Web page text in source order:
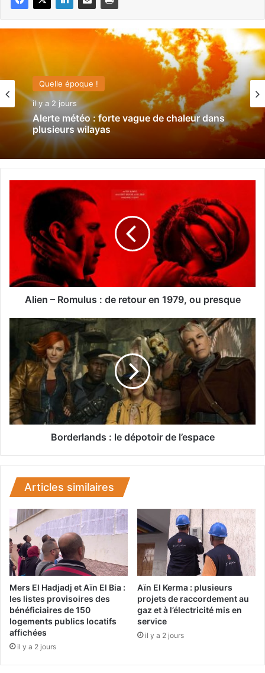
Quelle époque !
il y a 2 jours
Alerte météo : forte vague de chaleur dans
plusieurs wilayas
m
d
e
r
e
t
o
9
o
u
p
r
e
s
q
u
e
Alien – Romulus : de retour en 1979, ou presque
d
e
r
l
a
n
e
d
t
o
r
d
e
l
’
e
Borderlands : le dépotoir de l’espace
Articles similaires
Mers El Hadjadj et Aïn El Bia :
les listes provisoires des
bénéficiaires de 150
logements publics locatifs
affichées
il y a 2 jours
Aïn El Kerma : plusieurs
projets de raccordement au
gaz et à l’électricité mis en
service
il y a 2 jours